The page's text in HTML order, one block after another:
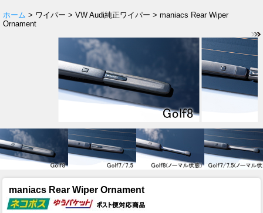
ホーム > ワイパー > VW Audi純正ワイパー > maniacs Rear Wiper
Ornament
maniacs Rear Wiper Ornament